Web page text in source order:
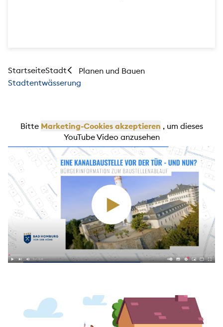
StartseiteStadt
Planen und Bauen
Stadtentwässerung
Bitte Marketing-Cookies akzeptieren , um dieses
YouTube Video anzusehen